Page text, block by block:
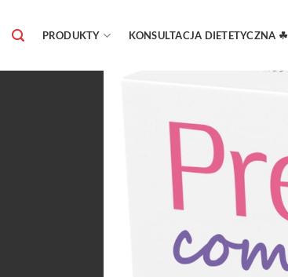
PRODUKTY KONSULTACJA DIETETYCZNA ☘